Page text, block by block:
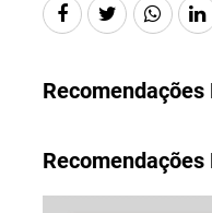
Recomendações